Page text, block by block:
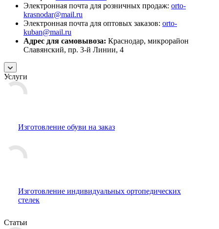
Электронная почта для розничных продаж: orto-
krasnodar@mail.ru
Электронная почта для оптовых заказов: orto-
kuban@mail.ru
Адрес для самовывоза: Краснодар, микрорайон
Славянский, пр. 3-й Линии, 4
Услуги
Изготовление обуви на заказ
Изготовление индивидуальных ортопедических
стелек
Статьи